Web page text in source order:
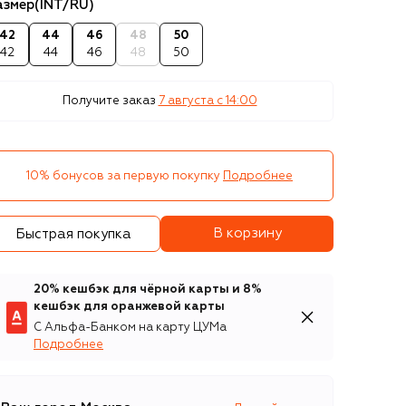
(INT/RU)
42
42
44
44
46
46
48
48
50
50
Получите заказ 7 августа c 14:00
10% бонусов за первую покупку Подробнее
Быстрая покупка В корзину
20% кешбэк для чёрной карты и 8%
кешбэк для оранжевой карты
С Альфа-Банком на карту ЦУМа
Подробнее